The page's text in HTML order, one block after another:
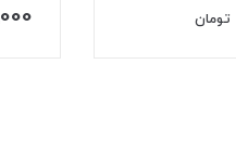
تومان